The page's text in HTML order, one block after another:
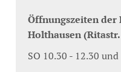
Öffnungszeiten der
Holthausen
SO 10.30 - 12.30 und